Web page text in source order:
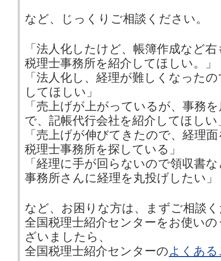
など、じっくりご相談ください。
「法人化したけど、帳簿作成など
税理士事務所を紹介してほしい。」
「法人化し、経理が難しくなった
してほしい」
「売上げが上がっているが、事務
で、記帳代行会社を紹介してほしい
「売上げが伸びてきたので、経理
税理士事務所を探している」
「経理に手が回らないので領収書
事務所さんに経理を丸投げしたい」
など、お困りな方は、まずご相談
全国税理士紹介センターをお使い
ざいましたら、
全国税理士紹介センターのよくあ